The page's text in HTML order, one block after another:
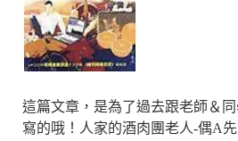
這篇文章，是為了過去跟老師＆
寫的哦！人家的酒肉團老人-偶A